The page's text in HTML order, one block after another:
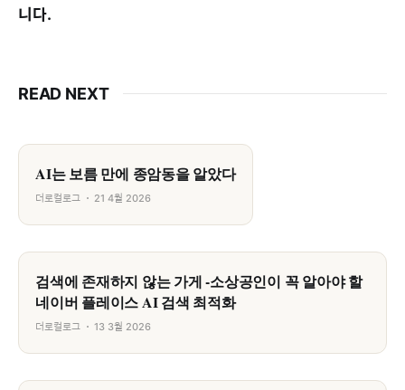
니다.
READ NEXT
AI는 보름 만에 종암동을 알았다
더로컬로그 21 4월 2026
검색에 존재하지 않는 가게 -소상공인이 꼭 알아야 할
네이버 플레이스 AI 검색 최적화
더로컬로그 13 3월 2026